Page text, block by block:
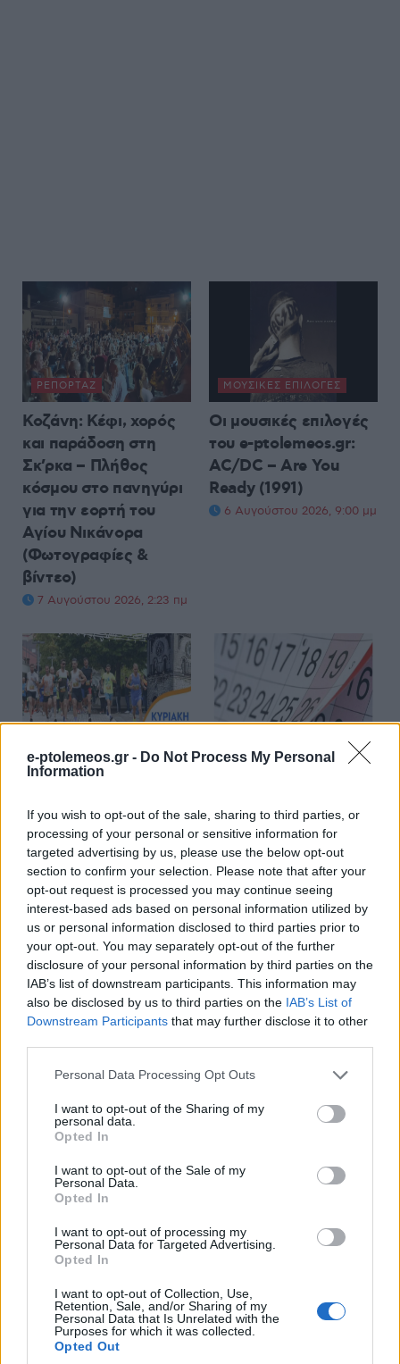
e-ptolemeos.gr - Do Not Process My Personal
Information
If you wish to opt-out of the sale, sharing to third parties, or
processing of your personal or sensitive information for
targeted advertising by us, please use the below opt-out
section to confirm your selection. Please note that after your
opt-out request is processed you may continue seeing
interest-based ads based on personal information utilized by
us or personal information disclosed to third parties prior to
your opt-out. You may separately opt-out of the further
disclosure of your personal information by third parties on the
IAB’s list of downstream participants. This information may
also be disclosed by us to third parties on the IAB’s List of
Downstream Participants that may further disclose it to other
Please note that this website/app uses one or more Google
not limited to your visit or usage behaviour. You may click to
grant or deny consent to Google and its third-party tags to
use your data for below specified purposes in below Google
consent section.
Personal Data Processing Opt Outs
I want to opt-out of the Sharing of my
personal data.
Opted In
I want to opt-out of the Sale of my
Personal Data.
Opted In
I want to opt-out of processing my
Personal Data for Targeted Advertising.
Opted In
I want to opt-out of Collection, Use,
Retention, Sale, and/or Sharing of my
Personal Data that Is Unrelated with the
Purposes for which it was collected.
Opted Out
ΡΕΠΟΡΤΆΖ
Κοζάνη: Κέφι, χορός
και παράδοση στη
Σκ’ρκα – Πλήθος
κόσμου στο πανηγύρι
για την εορτή του
Αγίου Νικάνορα
(Φωτογραφίες &
βίντεο)
7 Αυγούστου 2026, 2:23 πμ
ΜΟΥΣΙΚΈΣ ΕΠΙΛΟΓΈΣ
Οι μουσικές επιλογές
του e-ptolemeos.gr:
AC/DC – Are You
Ready (1991)
6 Αυγούστου 2026, 9:00 μμ
Ο Σύλλογος Δρομέων
Εορδαίας παρόν στον
Λασσάνειο Δρόμο
Κοζάνης 2026
6 Αυγούστου 2026, 8:55 μμ
6 Αυγούστου 2026, 8:30 μμ
ΤΟΠΙΚΉ ΕΠΙΚΑΙΡΌΤΗΤΑ
Μεταμορφώσεως του
Σωτήρος στην Ιερά
Μονή Δρυοβούνου
(φωτογραφίες)
6 Αυγούστου 2026, 8:02 μμ
ΔΙΕΘΝΕΊΣ ΕΙΔΉΣΕΙΣ
Καινοτόμος θεραπεία
στοχεύει μόνο το
6 Αυγούστου 2026, 7:34 μμ